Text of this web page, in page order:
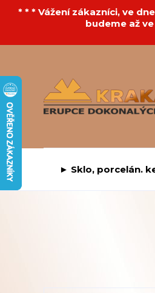
* * * Vážení zákazníci, ve
budeme až
► Sklo, porcelán.